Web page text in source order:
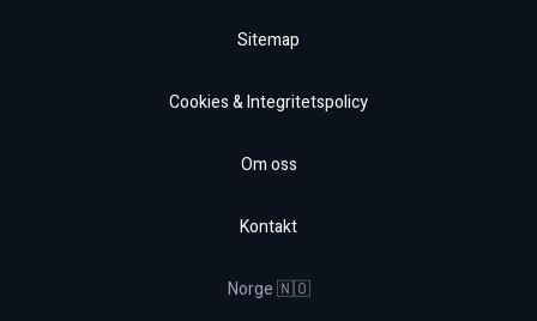
Sitemap
Cookies & Integritetspolicy
Om oss
Kontakt
Norge 🇳🇴